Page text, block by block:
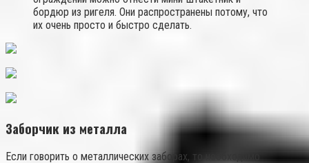
бордюр из ригеля. Они распространены потому, что
их очень просто и быстро сделать.
Заборчик из металла
Если говорить о металлических заборах, то необходимо